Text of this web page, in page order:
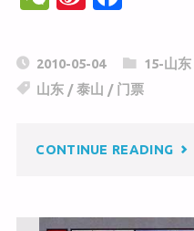
C
h
a
W
b
c
e
o
2010-05-04 15-山东
山东 /泰山 / 门票
CONTINUE READING"泰